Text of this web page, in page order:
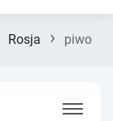
Rosja › piwo